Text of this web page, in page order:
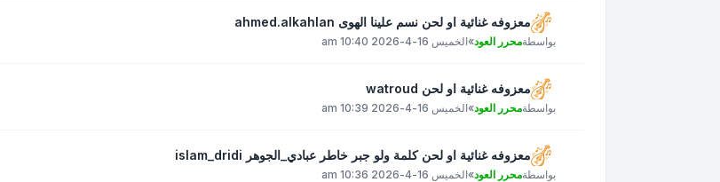
معزوفه غنائية او لحن نسم علينا الهوى ahmed.alkahlan
بواسطةمحرر العود»الخميس 16-4-2026 10:40 am
معزوفه غنائية او لحن watroud
بواسطةمحرر العود»الخميس 16-4-2026 10:39 am
معزوفه غنائية او لحن كلمة ولو جبر خاطر عبادي_الجوهر islam_dridi
بواسطةمحرر العود»الخميس 16-4-2026 10:36 am